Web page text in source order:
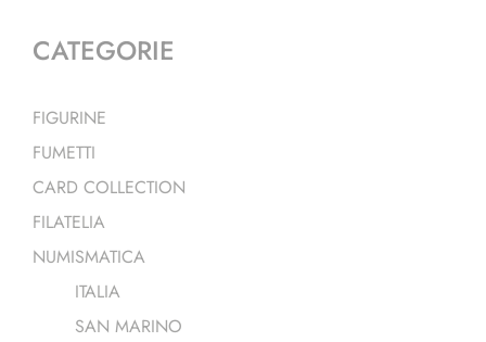
CATEGORIE
FIGURINE
FUMETTI
CARD COLLECTION
FILATELIA
NUMISMATICA
ITALIA
SAN MARINO